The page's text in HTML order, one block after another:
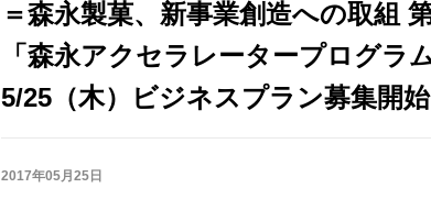
＝森永製菓、新事業創造への取組
「森永アクセラレータープログラム
5/25（木）ビジネスプラン募集開始
2017年05月25日